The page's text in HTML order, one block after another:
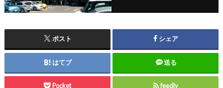
ポスト シェア
はてブ 送る
Pocket feedly